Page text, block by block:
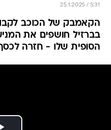
25.1.2025 / 5:31
הקאמבק של הכוכב
בברזיל חושפים את
הסופית שלו - חזרה